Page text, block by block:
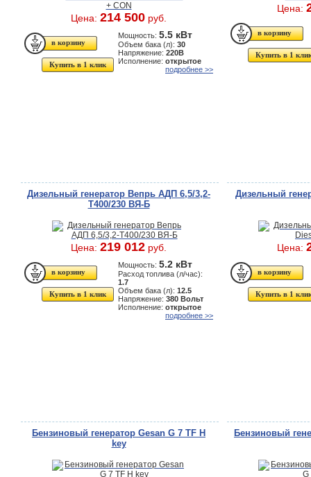
Цена: 214 500 руб.
Купить в 1 клик
Мощность: 5.5 кВт
Объем бака (л): 30
Напряжение: 220В
Исполнение: открытое
подробнее >>
Цена:
Купить в 1
Дизельный генератор Вепрь АДП 6,5/3,2-
T400/230 ВЯ-Б
Цена: 219 012 руб.
Купить в 1 клик
Мощность: 5.2 кВт
Расход топлива (л/час):
1.7
Объем бака (л): 12.5
Напряжение: 380 Вольт
Исполнение: открытое
подробнее >>
Дизельный
Цена:
Купить в 1
Бензиновый генератор Gesan G 7 TF H
key
Бензиновый